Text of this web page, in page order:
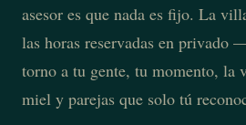
asesor es que nada es fijo. La
las horas reservadas en privado
torno a tu gente, tu momento, la
miel y parejas que solo tú